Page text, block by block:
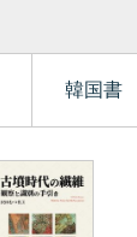
韓国書